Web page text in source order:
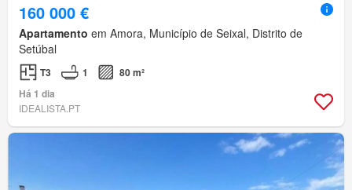
160 000 €
Apartamento em Amora, Município de Seixal, Distrito de
Setúbal
T3 1
80 m²
Há 1 dia
IDEALISTA.PT